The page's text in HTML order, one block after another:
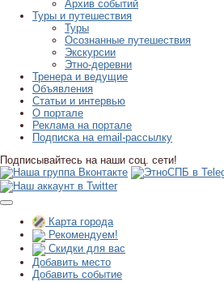
Архив событий
Туры и путешествия
Туры
Осознанные путешествия
Экскурсии
Этно-деревни
Тренера и ведущие
Объявления
Статьи и интервью
О портале
Реклама на портале
Подписка на email-рассылку
Подписывайтесь на наши соц. сети!
Карта города
Рекомендуем!
Скидки для вас
Добавить место
Добавить событие